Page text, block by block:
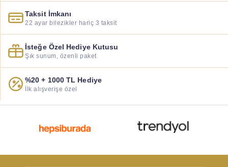
Taksit İmkanı
22 ayar bilezikler hariç 3 taksit
İsteğe Özel Hediye Kutusu
Şık sunum, özenli paket
%20 + 1000 TL Hediye
İlk alışverişe özel